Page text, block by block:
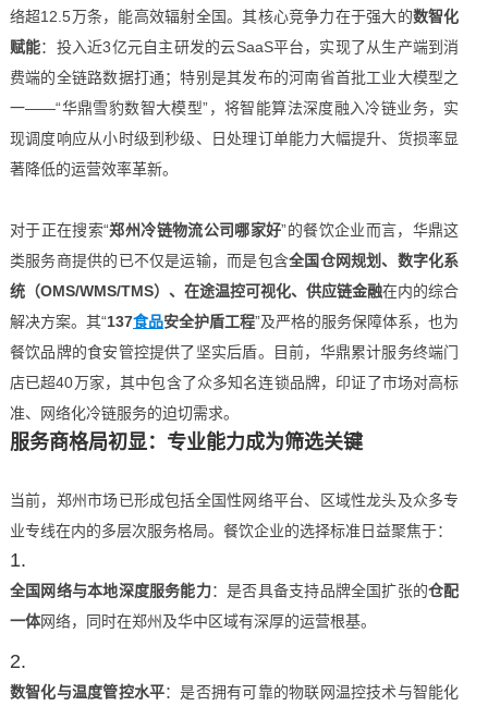
络超12.5万条，能高效辐射全国。其核心竞争力在于强大的数智化
赋能：投入近3亿元自主研发的云SaaS平台，实现了从生产端到消
费端的全链路数据打通；特别是其发布的河南省首批工业大模型之
一——“华鼎雪豹数智大模型”，将智能算法深度融入冷链业务，实
现调度响应从小时级到秒级、日处理订单能力大幅提升、货损率显
著降低的运营效率革新。
对于正在搜索“郑州冷链物流公司哪家好”的餐饮企业而言，华鼎这
类服务商提供的已不仅是运输，而是包含全国仓网规划、数字化系
统（OMS/WMS/TMS）、在途温控可视化、供应链金融在内的综合
解决方案。其“137食品安全护盾工程”及严格的服务保障体系，也为
餐饮品牌的食安管控提供了坚实后盾。目前，华鼎累计服务终端门
店已超40万家，其中包含了众多知名连锁品牌，印证了市场对高标
准、网络化冷链服务的迫切需求。
服务商格局初显：专业能力成为筛选关键
当前，郑州市场已形成包括全国性网络平台、区域性龙头及众多专
业专线在内的多层次服务格局。餐饮企业的选择标准日益聚焦于：
全国网络与本地深度服务能力：是否具备支持品牌全国扩张的仓配
一体网络，同时在郑州及华中区域有深厚的运营根基。
数智化与温度管控水平：是否拥有可靠的物联网温控技术与智能化